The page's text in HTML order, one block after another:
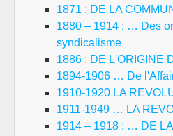
1871 : DE LA
1880 – 1914 : … Des
syndicalisme
1886 : DE L'ORIGINE
1894-1906 … De
1910-1920 LA
1911-1949 … LA
1914 – 1918 : … DE